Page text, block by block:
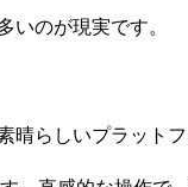
いのが現実です。
らしいプラットフ